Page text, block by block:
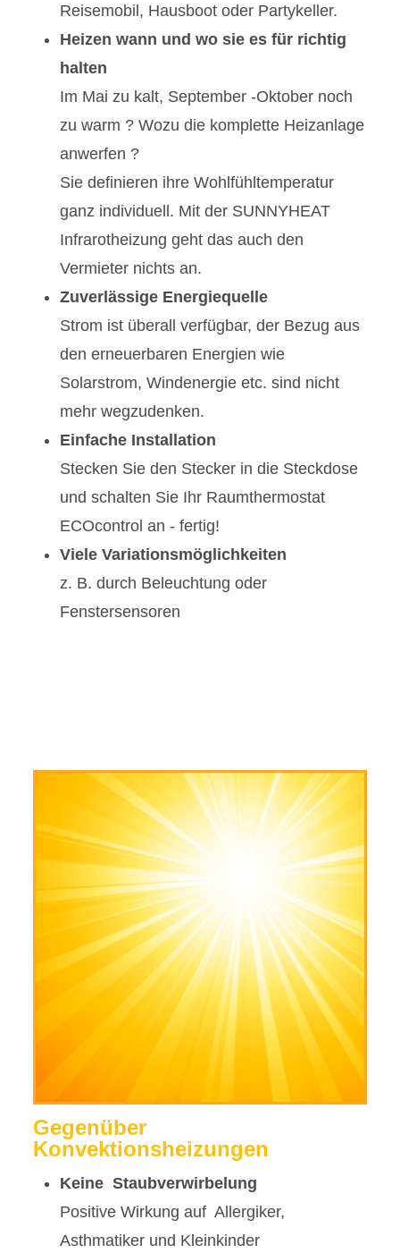
Reisemobil, Hausboot oder Partykeller.
Heizen wann und wo sie es für richtig
halten
Im Mai zu kalt, September -Oktober noch
zu warm ? Wozu die komplette Heizanlage
anwerfen ?
Sie definieren ihre Wohlfühltemperatur
ganz individuell. Mit der SUNNYHEAT
Infrarotheizung geht das auch den
Vermieter nichts an.
Zuverlässige Energiequelle
Strom ist überall verfügbar, der Bezug aus
den erneuerbaren Energien wie
Solarstrom, Windenergie etc. sind nicht
mehr wegzudenken.
Einfache Installation
Stecken Sie den Stecker in die Steckdose
und schalten Sie Ihr Raumthermostat
ECOcontrol an - fertig!
Viele Variationsmöglichkeiten
z. B. durch Beleuchtung oder
Fenstersensoren
Gegenüber
Konvektionsheizungen
Keine Staubverwirbelung
Positive Wirkung auf Allergiker,
Asthmatiker und Kleinkinder